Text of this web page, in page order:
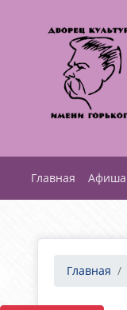
Афиша
Главная